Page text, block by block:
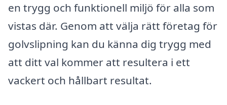
en trygg och funktionell miljö för alla som
vistas där. Genom att välja rätt företag för
golvslipning kan du känna dig trygg med
att ditt val kommer att resultera i ett
vackert och hållbart resultat.